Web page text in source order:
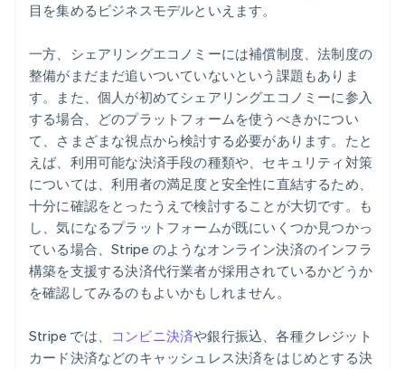
目を集めるビジネスモデルといえます。
一方、シェアリングエコノミーには補償制度、法制度の
整備がまだまだ追いついていないという課題もありま
す。また、個人が初めてシェアリングエコノミーに参入
する場合、どのプラットフォームを使うべきかについ
て、さまざまな視点から検討する必要があります。たと
えば、利用可能な決済手段の種類や、セキュリティ対策
については、利用者の満足度と安全性に直結するため、
十分に確認をとったうえで検討することが大切です。も
し、気になるプラットフォームが既にいくつか見つかっ
ている場合、Stripe のようなオンライン決済のインフラ
構築を支援する決済代行業者が採用されているかどうか
を確認してみるのもよいかもしれません。
Stripe では、 コンビニ決済や銀行振込、各種クレジット
カード決済などのキャッシュレス決済をはじめとする決